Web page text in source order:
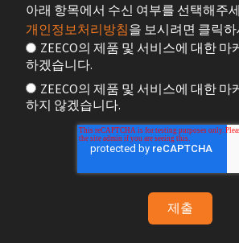
아래 항목에서 수신 여부를 선택해주
개인정보처리방침을 보시려면 클릭하
ZEECO의 제품 및 서비스에 대한 마
하겠습니다.
ZEECO의 제품 및 서비스에 대한 마
하지 않겠습니다.